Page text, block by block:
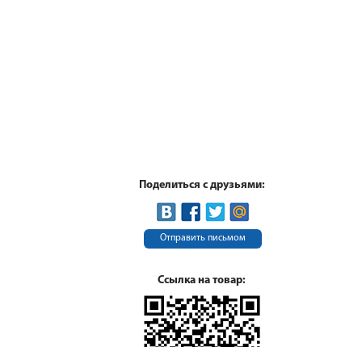
Поделиться с друзьями:
Отправить письмом
Ссылка на товар: